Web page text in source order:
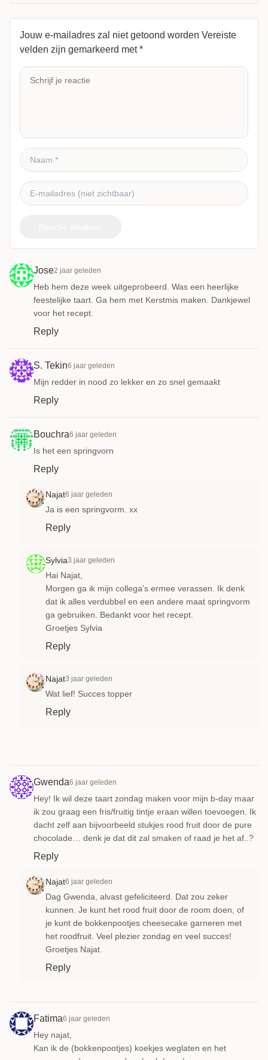
Jouw e-mailadres zal niet getoond worden Vereiste
velden zijn gemarkeerd met*
Jose2 jaar geleden
Heb hem deze week uitgeprobeerd. Was een heerlijke
feestelijke taart. Ga hem met Kerstmis maken. Dankjewel
voor het recept.
Reply
S. Tekin6 jaar geleden
Mijn redder in nood zo lekker en zo snel gemaakt
Reply
Bouchra6 jaar geleden
Is het een springvorn
Reply
Najat6 jaar geleden
Ja is een springvorm. xx
Reply
Sylvia3 jaar geleden
Hai Najat,
Morgen ga ik mijn collega’s ermee verassen. Ik denk
dat ik alles verdubbel en een andere maat springvorm
ga gebruiken. Bedankt voor het recept.
Groetjes Sylvia
Reply
Najat3 jaar geleden
Wat lief! Succes topper
Reply
Gwenda6 jaar geleden
Hey! Ik wil deze taart zondag maken voor mijn b-day maar
ik zou graag een fris/fruitig tintje eraan willen toevoegen. Ik
dacht zelf aan bijvoorbeeld stukjes rood fruit door de pure
chocolade… denk je dat dit zal smaken of raad je het af..?
Reply
Najat6 jaar geleden
Dag Gwenda, alvast gefeliciteerd. Dat zou zeker
kunnen. Je kunt het rood fruit door de room doen, of
je kunt de bokkenpootjes cheesecake garneren met
het roodfruit. Veel plezier zondag en veel succes!
Groetjes Najat.
Reply
Fatima6 jaar geleden
Hey najat,
Kan ik de (bokkenpootjes) koekjes weglaten en het